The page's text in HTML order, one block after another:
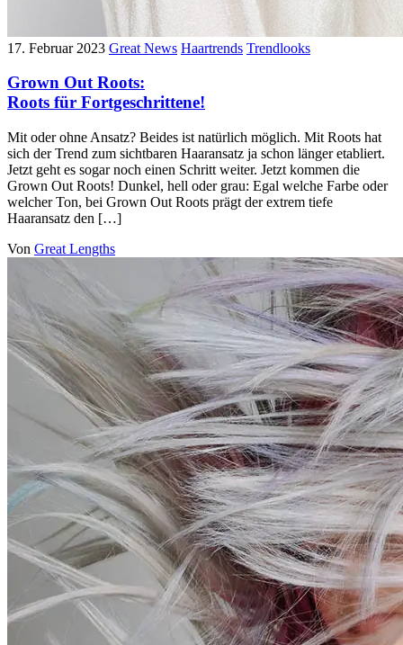
17. Februar 2023 Great News Haartrends Trendlooks
Grown Out Roots:
Roots für Fortgeschrittene!
Mit oder ohne Ansatz? Beides ist natürlich möglich. Mit Roots hat
sich der Trend zum sichtbaren Haaransatz ja schon länger etabliert.
Jetzt geht es sogar noch einen Schritt weiter. Jetzt kommen die
Grown Out Roots! Dunkel, hell oder grau: Egal welche Farbe oder
welcher Ton, bei Grown Out Roots prägt der extrem tiefe
Haaransatz den […]
Von Great Lengths